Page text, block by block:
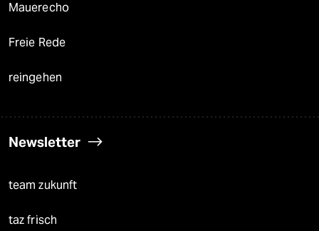
Mauerecho
Freie Rede
reingehen
Newsletter
team zukunft
taz frisch